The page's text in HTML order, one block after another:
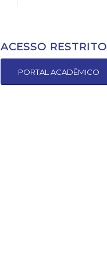
ACESSO RESTRITO
PORTAL ACADÊMICO